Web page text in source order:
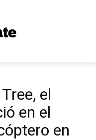
el
en el
en